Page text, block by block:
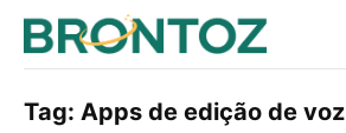
Tag: Apps de edição de voz